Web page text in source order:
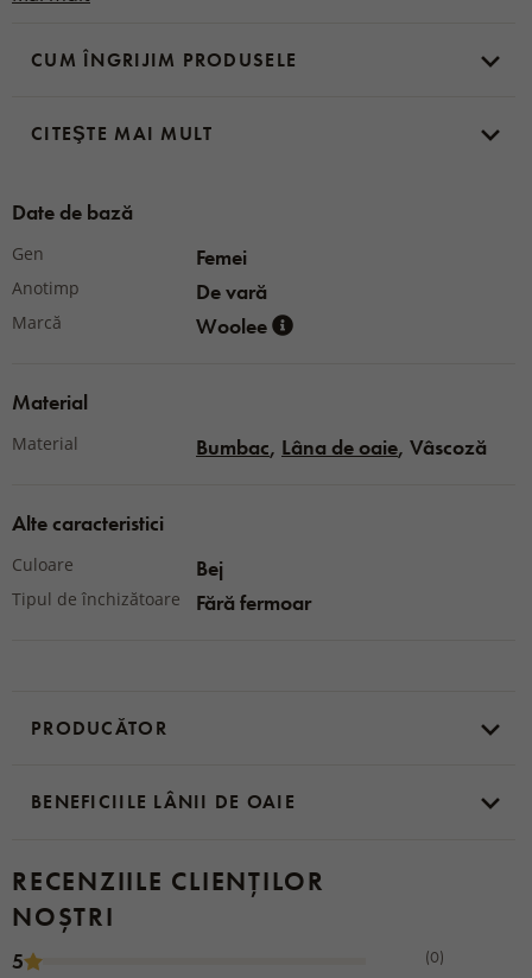
pentru păstrarea micilor obiecte necesare. Dacă
prioritatea dumneavoastră este confortul
CUM ÎNGRIJIM PRODUSELE
CITEŞTE MAI MULT
Date de bază
Gen Femei
Anotimp De vară
Marcă Woolee
Material
Material Bumbac, Lâna de oaie, Vâscoză
Alte caracteristici
Culoare Bej
Tipul de închizătoare Fără fermoar
PRODUCĂTOR
BENEFICIILE LÂNII DE OAIE
RECENZIILE CLIENȚILOR
NOȘTRI
5 (0)